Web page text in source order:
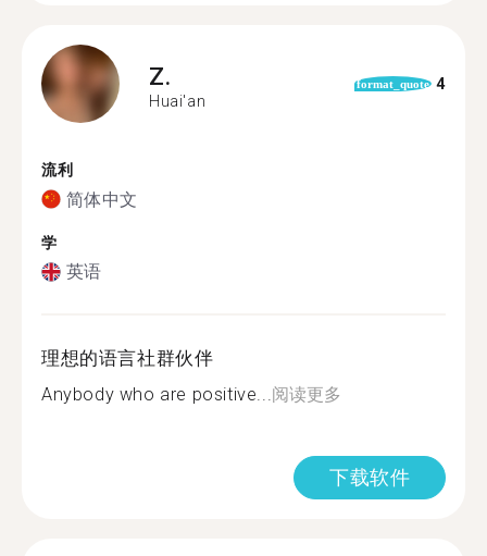
Z.
Huai'an
format_quote 4
流利
简体中文
学
英语
理想的语言社群伙伴
Anybody who are positive...阅读更多
下载软件